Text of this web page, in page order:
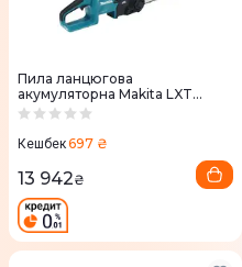
Пила ланцюгова
акумуляторна Makita LXT
DUC357Z 18V без АКБ та ЗП
Кешбек697 ₴
13 942₴